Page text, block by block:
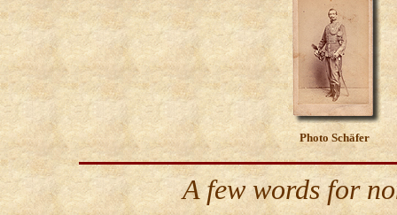
Photo Schäfer
A few words for